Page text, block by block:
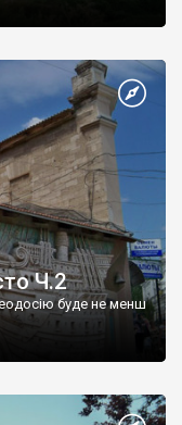
Ч.2
буде не менш